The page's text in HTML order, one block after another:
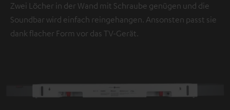
Zwei Löcher in der Wand mit Schraube genügen und die
Soundbar wird einfach reingehangen. Ansonsten passt sie
dank flacher Form vor das TV-Gerät.